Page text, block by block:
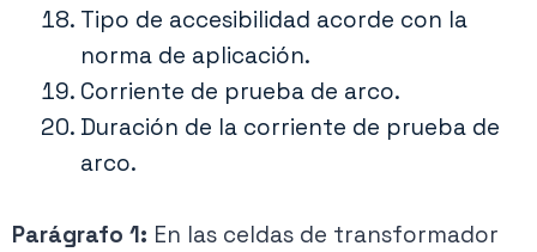
Tipo de accesibilidad acorde con la
norma de aplicación.
Corriente de prueba de arco.
Duración de la corriente de prueba de
arco.
Parágrafo 1: En las celdas de transformador